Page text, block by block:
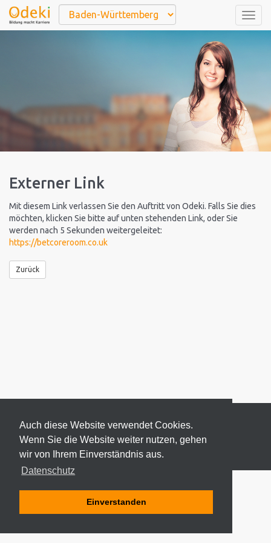
Auch diese Website verwendet Cookies.
Wenn Sie die Website weiter nutzen, gehen
wir von Ihrem Einverständnis aus.
Datenschutz
Einverstanden
Externer Link
Mit diesem Link verlassen Sie den Auftritt von Odeki. Falls Sie dies
möchten, klicken Sie bitte auf unten stehenden Link, oder Sie
werden nach 5 Sekunden weitergeleitet:
https://betcoreroom.co.uk
Zurück
© 2026 ODEKI - ALLE RECHTE VORBEHALTEN